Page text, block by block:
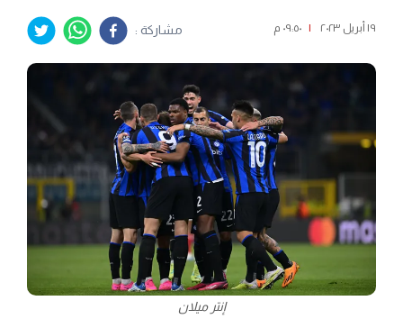
١٩ أبريل ٢٠٢٣ | ٠٩:٥٠ م مشاركة :
إنتر ميلان